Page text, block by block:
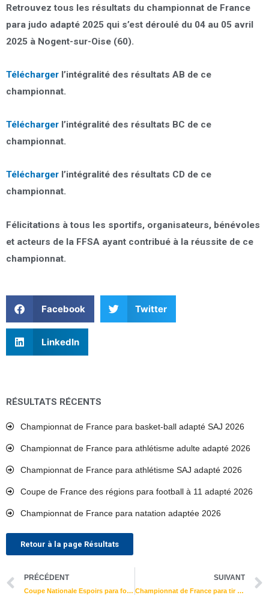
Retrouvez tous les résultats du championnat de France
para judo adapté 2025 qui s’est déroulé du 04 au 05 avril
2025 à Nogent-sur-Oise (60).
Télécharger l’intégralité des résultats AB de ce
championnat.
Télécharger l’intégralité des résultats BC de ce
championnat.
Télécharger l’intégralité des résultats CD de ce
championnat.
Félicitations à tous les sportifs, organisateurs, bénévoles
et acteurs de la FFSA ayant contribué à la réussite de ce
championnat.
Facebook Twitter
LinkedIn
RÉSULTATS RÉCENTS
Championnat de France para basket-ball adapté SAJ 2026
Championnat de France para athlétisme adulte adapté 2026
Championnat de France para athlétisme SAJ adapté 2026
Coupe de France des régions para football à 11 adapté 2026
Championnat de France para natation adaptée 2026
Retour à la page Résultats
Précédent
PRÉCÉDENT
Coupe Nationale Espoirs para football à 7 adapté 2025
SUIVANT
Championnat de France para tir à l’arc adapté 2025